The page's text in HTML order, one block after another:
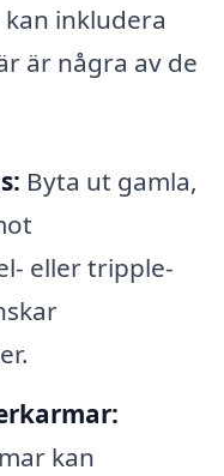
inkludera
är några av de
Byta ut gamla,
eller tripple-
kan